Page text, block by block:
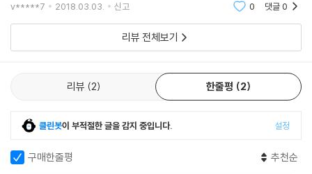
하다. 우리 안에 이미 부처라는 보배가 갖추어져 있으니 말이다. 내가 서 있
는 모든 곳이 바로 보배의 숲인 것이다. 도의는 이러한 삶의 진실을 우리에
게 전하고 있다.
홍척이 전한 우리들 삶의 실상도 이런 것이 아닐까? 마조가 강조한 평상심
을 의미한다. 그 마음이 홍척을 통해 실상사에 울려 퍼진 것이다. 과거의 기
보면 어떨까? 이곳의 바람이 우리에게 삶이란 현재를 사는 것이라고 속삭
불교, 즉 ‘교종(敎宗)’에 의해 그들의 말은 ‘악마의 말(魔語)’로 폄하되었
열었다. 이때 대부분의 산문은 중앙 권력으로부터 벗어나 독자적인 세력을
형성하고 있던 지방 호족들의 지원이 기반이 되었다. 이러한 배경에서 아
홉 개의 산문을 중심으로 새로운 불교운동이 전개되는데, 이를 흔히 ‘구산
선문(九山禪門)’이라 한다.
비록 교종의 견제와 비판에 자유로이 선법(禪法)을 전할 수는 없었지만
아홉 산문의 개산조(開山祖)들은 그에 굴하지 않고 신라를 병들게 한 신
분제도를 날카롭게 비판하였다. 출생에 의해 신분이 결정되던 골품제는 부
v*****7 2018.03.03. 신고 0 댓글0
리뷰 전체보기
리뷰 2 한줄평 2
클린봇이 부적절한 글을 감지 중입니다. 설정
구매한줄평 추천순